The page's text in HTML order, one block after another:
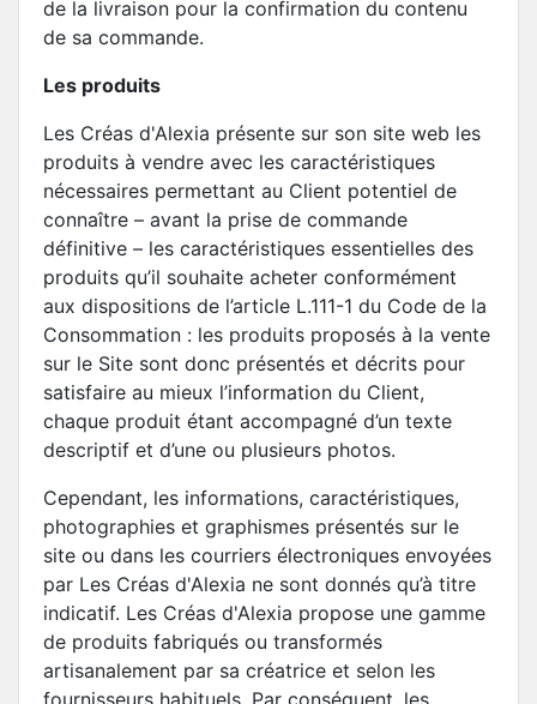
de la livraison pour la confirmation du contenu
de sa commande.
Les produits
Les Créas d'Alexia présente sur son site web les
produits à vendre avec les caractéristiques
nécessaires permettant au Client potentiel de
connaître – avant la prise de commande
définitive – les caractéristiques essentielles des
produits qu’il souhaite acheter conformément
aux dispositions de l’article L.111-1 du Code de la
Consommation : les produits proposés à la vente
sur le Site sont donc présentés et décrits pour
satisfaire au mieux l’information du Client,
chaque produit étant accompagné d’un texte
descriptif et d’une ou plusieurs photos.
Cependant, les informations, caractéristiques,
photographies et graphismes présentés sur le
site ou dans les courriers électroniques envoyées
par Les Créas d'Alexia ne sont donnés qu’à titre
indicatif. Les Créas d'Alexia propose une gamme
de produits fabriqués ou transformés
artisanalement par sa créatrice et selon les